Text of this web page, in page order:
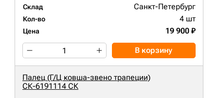
Склад Санкт-Петербург
Кол-во 4 шт
Цена 19 900 ₽
В корзину
Палец (Г/Ц ковша-звено трапеции)
СК-6191114 СК